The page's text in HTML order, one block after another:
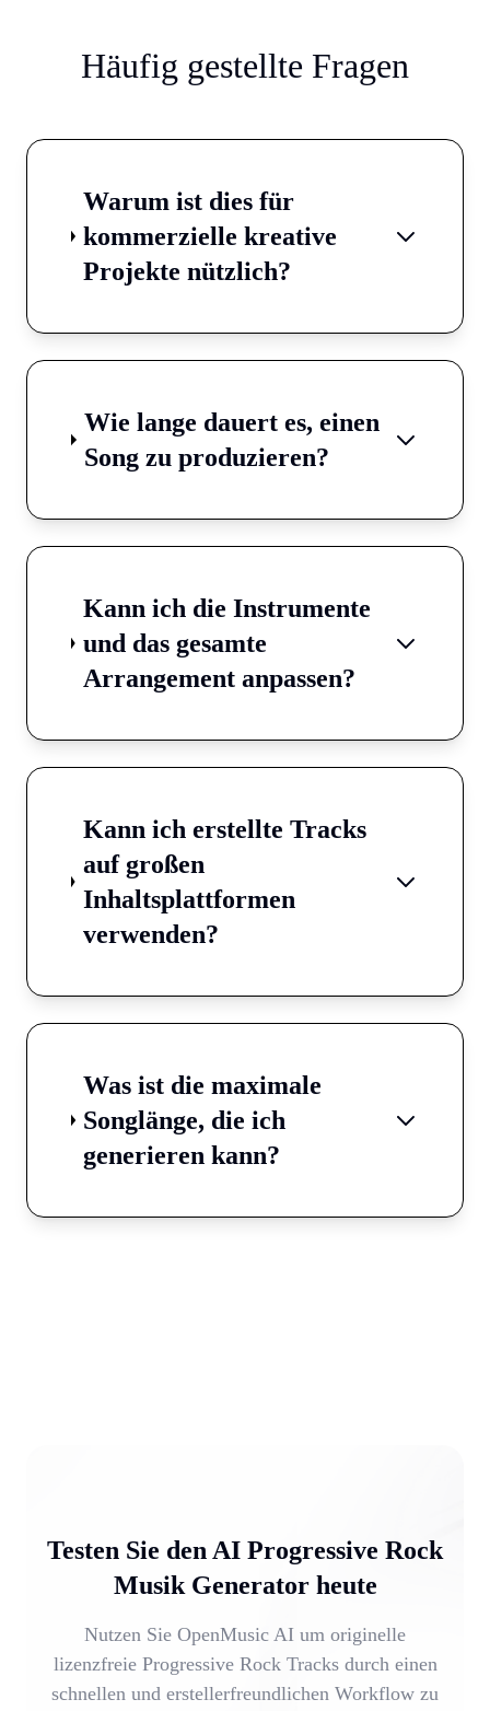
Häufig gestellte Fragen
Warum ist dies für
kommerzielle kreative
Projekte nützlich?
Wie lange dauert es, einen
Song zu produzieren?
Kann ich die Instrumente
und das gesamte
Arrangement anpassen?
Kann ich erstellte Tracks
auf großen
Inhaltsplattformen
verwenden?
Was ist die maximale
Songlänge, die ich
generieren kann?
Testen Sie den AI Progressive Rock
Musik Generator heute
Nutzen Sie OpenMusic AI um originelle
lizenzfreie Progressive Rock Tracks durch einen
schnellen und erstellerfreundlichen Workflow zu